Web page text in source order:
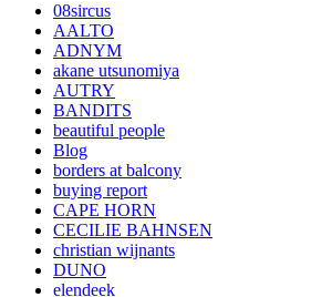
08sircus
AALTO
ADNYM
akane utsunomiya
AUTRY
BANDITS
beautiful people
Blog
borders at balcony
buying report
CAPE HORN
CECILIE BAHNSEN
christian wijnants
DUNO
elendeek